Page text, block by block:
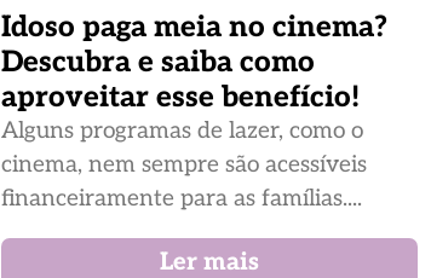
Idoso paga meia no cinema?
Descubra e saiba como
aproveitar esse benefício!
Alguns programas de lazer, como o
cinema, nem sempre são acessíveis
financeiramente para as famílias....
Ler mais